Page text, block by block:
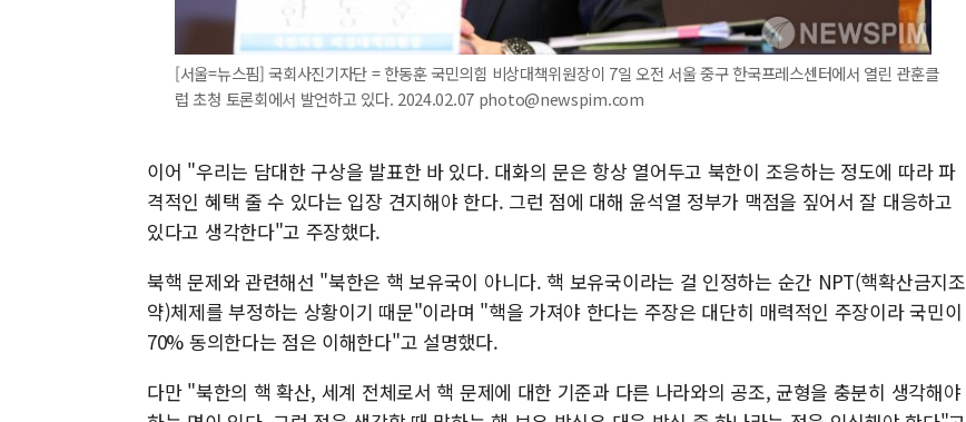
[서울=뉴스핌] 국회사진기자단 = 한동훈 국민의힘 비상대책위원장이 7일 오전 서울 중구 한국프레스센터에서 열린 관훈클
럽 초청 토론회에서 발언하고 있다. 2024.02.07 photo@newspim.com
이어 "우리는 담대한 구상을 발표한 바 있다. 대화의 문은 항상 열어두고 북한이 조응하는 정도에 따라 파
격적인 혜택 줄 수 있다는 입장 견지해야 한다. 그런 점에 대해 윤석열 정부가 맥점을 짚어서 잘 대응하고
있다고 생각한다"고 주장했다.
북핵 문제와 관련해선 "북한은 핵 보유국이 아니다. 핵 보유국이라는 걸 인정하는 순간 NPT(핵확산금지조
약)체제를 부정하는 상황이기 때문"이라며 "핵을 가져야 한다는 주장은 대단히 매력적인 주장이라 국민이
70% 동의한다는 점은 이해한다"고 설명했다.
다만 "북한의 핵 확산, 세계 전체로서 핵 문제에 대한 기준과 다른 나라와의 공조, 균형을 충분히 생각해야